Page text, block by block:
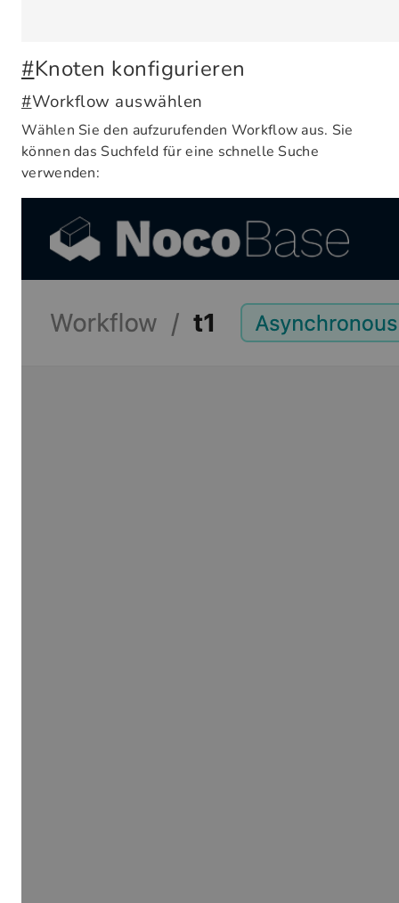
#Knoten konfigurieren
#Workflow auswählen
Wählen Sie den aufzurufenden Workflow aus. Sie
können das Suchfeld für eine schnelle Suche
verwenden: